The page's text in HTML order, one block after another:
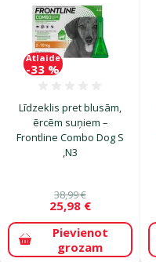
Līdzeklis pret blusām,
ērcēm suņiem –
Frontline Combo Dog S
,N3
38,99 €
25,98 €
Atlaide
-33 %
Pievienot
grozam